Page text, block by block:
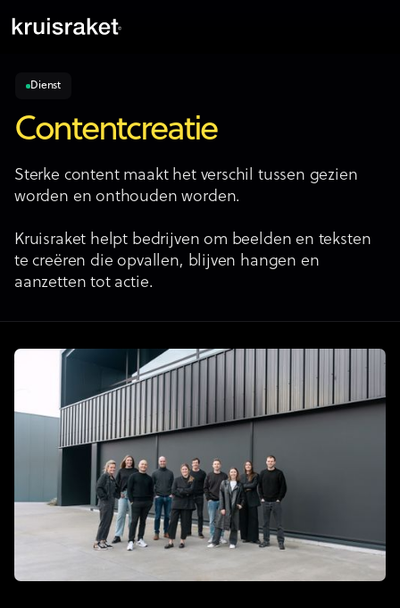
Dienst
Contentcreatie
Sterke content maakt het verschil tussen gezien
worden en onthouden worden.
Kruisraket helpt bedrijven om beelden en teksten
te creëren die opvallen, blijven hangen en
aanzetten tot actie.